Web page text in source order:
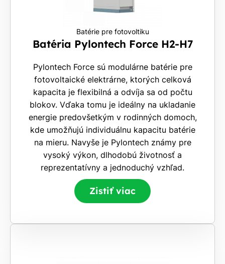
Batérie pre fotovoltiku
Batéria Pylontech Force H2-H7
Pylontech Force sú modulárne batérie pre
fotovoltaické elektrárne, ktorých celková
kapacita je flexibilná a odvíja sa od počtu
blokov. Vďaka tomu je ideálny na ukladanie
energie predovšetkým v rodinných domoch,
kde umožňujú individuálnu kapacitu batérie
na mieru. Navyše je Pylontech známy pre
vysoký výkon, dlhodobú životnosť a
reprezentatívny a jednoduchý vzhľad.
Zistiť viac